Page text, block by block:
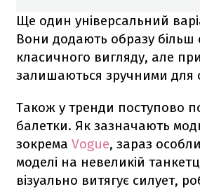
Ще один універсальний
Вони додають образу більш
класичного вигляду, але
залишаються зручними для
Також у тренди поступово
балетки. Як зазначають
зокрема Vogue, зараз
моделі на невеликій
візуально витягує силует,